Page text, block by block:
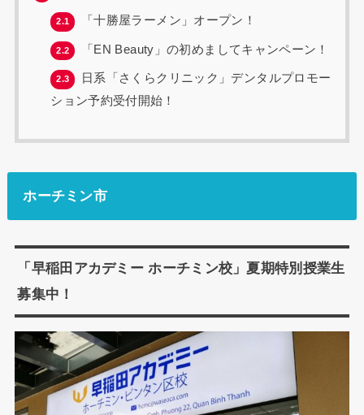
2.1 「十勝屋ラーメン」オープン！
2.2 「EN Beauty」の初めましてキャンペーン！
2.3
日系「さくらクリニック」デンタルプロモー
ション予約受付開始！
ホーチミン市
「早稲田アカデミー ホーチミン校」夏期特別授業生
募集中！